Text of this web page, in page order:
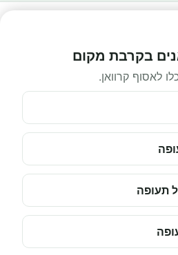
בקרבת מקום
לאסוף קרוואן.
תעופה